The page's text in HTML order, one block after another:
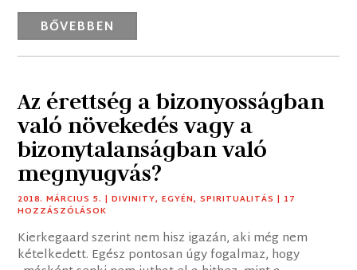
BŐVEBBEN
Az érettség a bizonyosságban
való növekedés vagy a
bizonytalanságban való
megnyugvás?
2018. MÁRCIUS 5. |DIVINITY,EGYÉN,SPIRITUALITÁS | 17
HOZZÁSZÓLÁSOK
Kierkegaard szerint nem hisz igazán, aki még nem
kételkedett. Egész pontosan úgy fogalmaz, hogy